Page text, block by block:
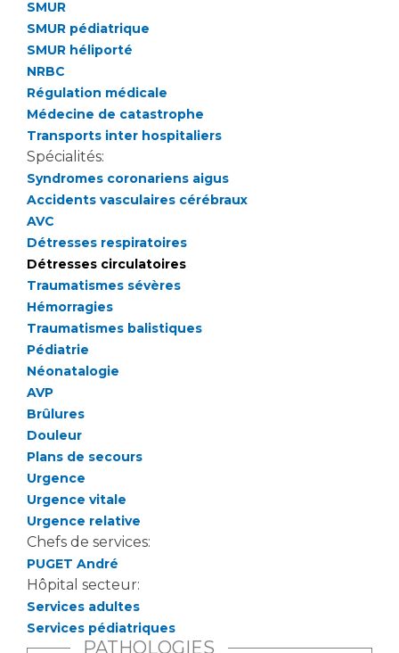
Salon des familles
Transports sanitaires
Vos droits, vos devoirs
Handicap
Handi 13
Pôle Médecine Physique et Réadaptation
Accueil sourds et malentendants
Charte Romain Jacob
Mouvement Parcours Handicap 13
Activité physique
Cancer
Médecine nucléaire
Maladies rares
Maternité Hôpital Nord
Les structures de recherche
Écoles et Instituts de Formation
Plateforme des internes
Professionnels de santé
Adresser un patient
Réseaux de soins
Adresser un examen au Laboratoire de Biologie
Médicale
Radiologie / Imagerie
Cancérologie
Les pôles d'activité médicale
Adresser un examen au Laboratoire d'Infectiologie
Centres de référence Maladies Rares
Plateforme d'Expertise Maladies Rares
Presse / Multimédia
Communiqués de presse
Dossiers de presse
SMUR
SMUR pédiatrique
SMUR héliporté
NRBC
Régulation médicale
Médecine de catastrophe
Transports inter hospitaliers
Spécialités:
Syndromes coronariens aigus
Accidents vasculaires cérébraux
AVC
Détresses respiratoires
Détresses circulatoires
Traumatismes sévères
Hémorragies
Traumatismes balistiques
Pédiatrie
Néonatalogie
AVP
Brûlures
Douleur
Plans de secours
Urgence
Urgence vitale
Urgence relative
Chefs de services:
PUGET André
Hôpital secteur:
Services adultes
Services pédiatriques
PATHOLOGIES